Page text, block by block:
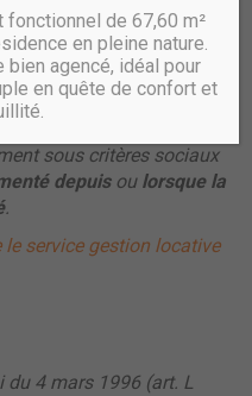
actuel a été instauré
les locataires dont les
plafonds en vigueur pour
sous critères sociaux
depuis ou lorsque la
.
service gestion locative
du 4 mars 1996 (art. L
fonctionnel de 67,60 m²
en pleine nature.
bien agencé, idéal pour
en quête de confort et